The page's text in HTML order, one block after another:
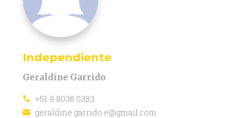
Independiente
Geraldine Garrido
 +51 9 8038 0383
 geraldine.garrido.e@gmail.com